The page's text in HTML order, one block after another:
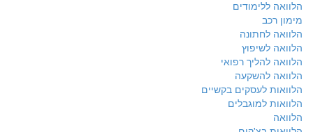
הלוואה ללימודים
מימון רכב
הלוואה לחתונה
הלוואה לשיפוץ
הלוואה להליך רפואי
הלוואה להשקעה
הלוואות לעסקים בקשיים
הלוואות למוגבלים
הלוואה